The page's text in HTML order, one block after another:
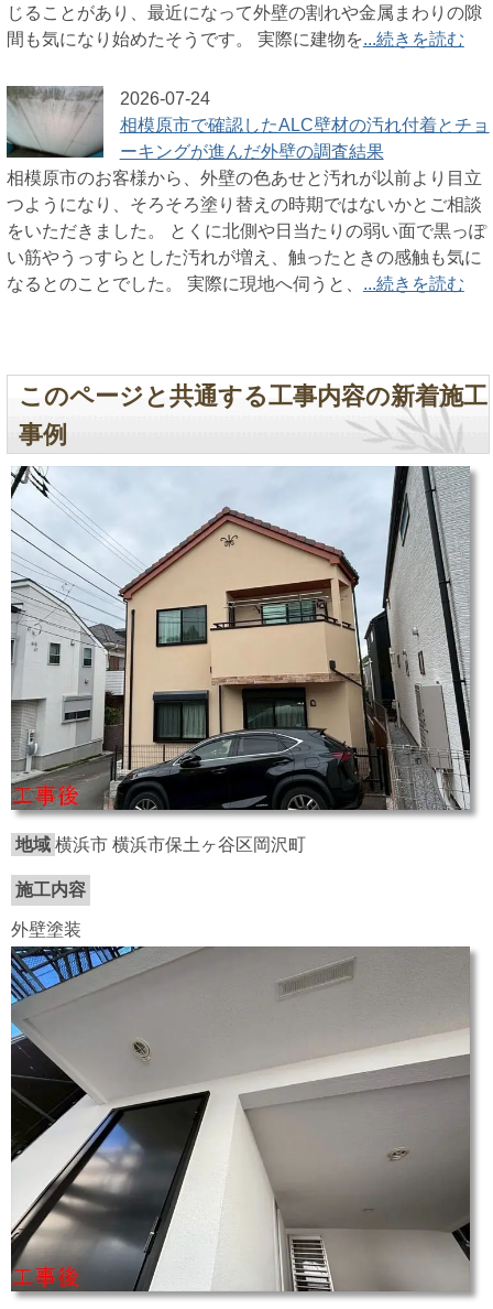
じることがあり、最近になって外壁の割れや金属まわりの隙
間も気になり始めたそうです。 実際に建物を...続きを読む
2026-07-24
相模原市で確認したALC壁材の汚れ付着とチョ
ーキングが進んだ外壁の調査結果
相模原市のお客様から、外壁の色あせと汚れが以前より目立
つようになり、そろそろ塗り替えの時期ではないかとご相談
をいただきました。 とくに北側や日当たりの弱い面で黒っぽ
い筋やうっすらとした汚れが増え、触ったときの感触も気に
なるとのことでした。 実際に現地へ伺うと、 ...続きを読む
このページと共通する工事内容の新着施工
事例
地域 横浜市 横浜市保土ヶ谷区岡沢町
施工内容
外壁塗装